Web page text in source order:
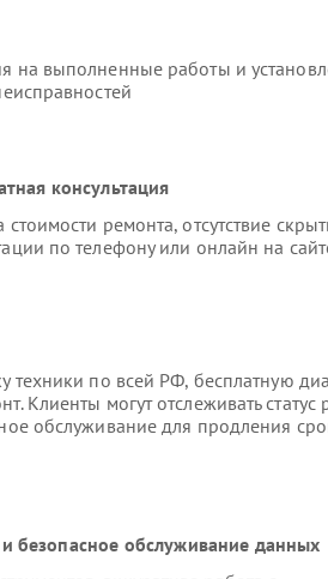
на выполненные работы и
консультация
ремонта, отсутствие
по телефону или онлайн на
техники по всей РФ, бесплатную
Клиенты могут отслеживать статус
обслуживание для продления
обслуживание данных